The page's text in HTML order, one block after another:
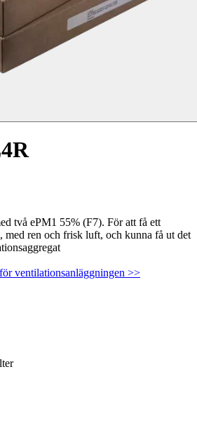
två ePM1 55% (F7). För att få ett
med ren och frisk luft, och kunna få ut det
ventilationsanläggningen >>